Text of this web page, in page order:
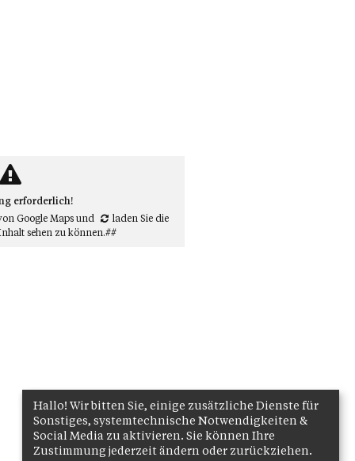
erforderlich!
Google Mapsund
laden Sie die
sehen zu können.##
Hallo! Wir bitten Sie, einige zusätzliche Dienste für
Sonstiges, systemtechnische Notwendigkeiten &
Social Media zu aktivieren. Sie können Ihre
Zustimmung jederzeit ändern oder zurückziehen.